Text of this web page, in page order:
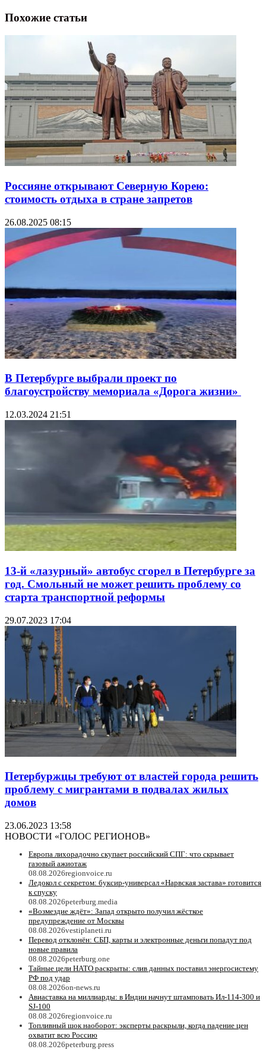
Похожие статьи
Россияне открывают Северную Корею:
стоимость отдыха в стране запретов
26.08.2025 08:15
В Петербурге выбрали проект по
благоустройству мемориала «Дорога жизни»
12.03.2024 21:51
13-й «лазурный» автобус сгорел в Петербурге за
год. Смольный не может решить проблему со
старта транспортной реформы
29.07.2023 17:04
Петербуржцы требуют от властей города решить
проблему с мигрантами в подвалах жилых
домов
23.06.2023 13:58
НОВОСТИ «ГОЛОС РЕГИОНОВ»
Европа лихорадочно скупает российский СПГ: что скрывает
газовый ажиотаж
08.08.2026regionvoice.ru
Ледокол с секретом: буксир-универсал «Нарвская застава» готовится
к спуску
08.08.2026peterburg.media
«Возмездие ждёт»: Запад открыто получил жёсткое
предупреждение от Москвы
08.08.2026vestiplaneti.ru
Перевод отклонён: СБП, карты и электронные деньги попадут под
новые правила
08.08.2026peterburg.one
Тайные цели НАТО раскрыты: слив данных поставил энергосистему
РФ под удар
08.08.2026on-news.ru
Авиаставка на миллиарды: в Индии начнут штамповать Ил‑114‑300 и
SJ‑100
08.08.2026regionvoice.ru
Топливный шок наоборот: эксперты раскрыли, когда падение цен
охватит всю Россию
08.08.2026peterburg.press